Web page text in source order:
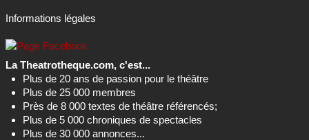
Informations légales
La Theatrotheque.com, c'est...
Plus de 20 ans de passion pour le théâtre
Plus de 25 000 membres
Près de 8 000 textes de théâtre référencés;
Plus de 5 000 chroniques de spectacles
Plus de 30 000 annonces...